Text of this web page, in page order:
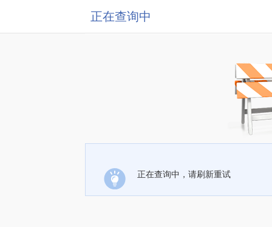
正在查询中
正在查询中，请刷新重试